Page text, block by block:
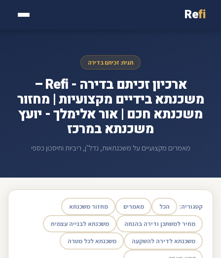
Refi
תגית: זכיתם בדירה
ארכיון זכיתם בדירה - Refi –
משכנתא בידיים מקצועיות | מחזור
משכנתא חכם | אור אלימלך - יועץ
משכנתא במרכז
מאמרים מקצועיים על משכנתאות, נדל"ן, ריביות וחיסכון כספי
קטגוריה: הכל מאמרים מחזור משכנתא
מחיר למשתכן ודירה בהנחה משכנתא לבנייה עצמית
משכנתא לדירה להשקעה משכנתא לכל מטרה